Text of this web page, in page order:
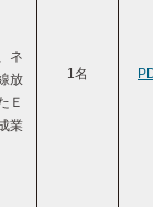
ネ
放
Ｅ
業
1名